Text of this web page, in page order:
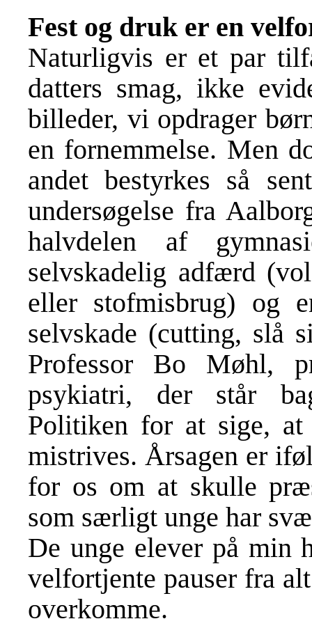
Fest og druk er en
Naturligvis er et par
datters smag, ikke
billeder, vi opdrager
en fornemmelse. Men
andet bestyrkes så
undersøgelse fra
halvdelen af
selvskadelig adfærd
eller stofmisbrug) og
selvskade (cutting, slå
Professor Bo Møhl,
psykiatri, der står
Politiken for at sige,
mistrives. Årsagen er
for os om at skulle
som særligt unge har
De unge elever på min
velfortjente pauser fra
overkomme.